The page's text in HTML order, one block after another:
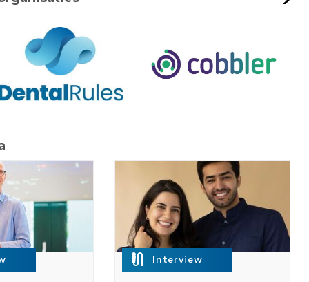
mic_external_on Interview